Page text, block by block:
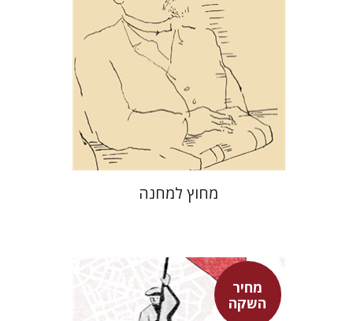
מחיר השקה
$42
$29
מחוץ למחנה
מחיר
השקה
בני מר